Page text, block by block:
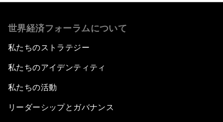
世界経済フォーラムについて
私たちのストラテジー
私たちのアイデンティティ
私たちの活動
リーダーシップとガバナンス